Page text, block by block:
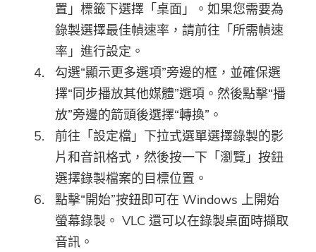
置」標籤下選擇「桌面」。如果您需要為
錄製選擇最佳幀速率，請前往「所需幀速
率」進行設定。
勾選“顯示更多選項”旁邊的框，並確保選
擇“同步播放其他媒體”選項。然後點擊“播
放”旁邊的箭頭後選擇“轉換”。
前往「設定檔」下拉式選單選擇錄製的影
片和音訊格式，然後按一下「瀏覽」按鈕
選擇錄製檔案的目標位置。
點擊“開始”按鈕即可在 Windows 上開始
螢幕錄製。 VLC 還可以在錄製桌面時擷取
音訊。